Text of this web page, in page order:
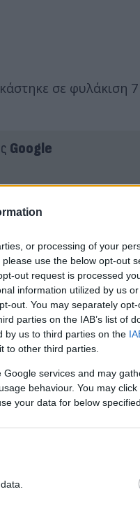
or processing of your
use the below opt-out
out request is processed
information utilized by us
out. You may separately
parties on the IAB’s list of
by us to third parties on the
to other third parties.
services and may
behaviour. You may
your data for below
σε φυλάκιση
Google